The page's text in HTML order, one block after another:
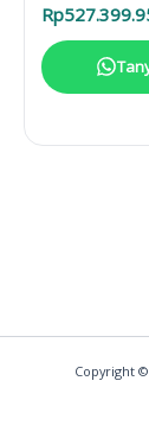
Lengkap
Rp
Copyright